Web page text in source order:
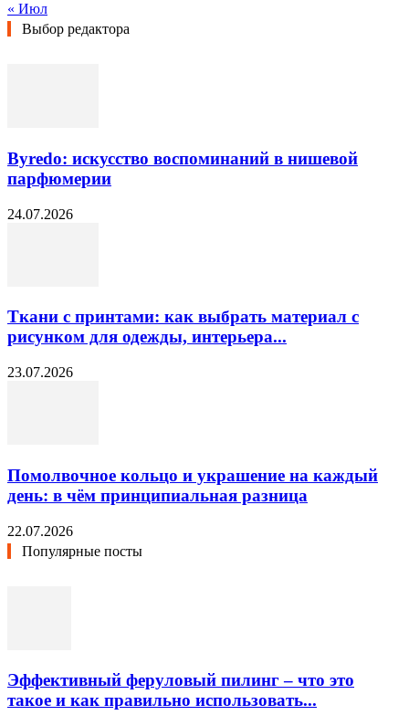
« Июл
Выбор редактора
Byredo: искусство воспоминаний в нишевой
парфюмерии
24.07.2026
Ткани с принтами: как выбрать материал с
рисунком для одежды, интерьера...
23.07.2026
Помолвочное кольцо и украшение на каждый
день: в чём принципиальная разница
22.07.2026
Популярные посты
Эффективный феруловый пилинг – что это
такое и как правильно использовать...